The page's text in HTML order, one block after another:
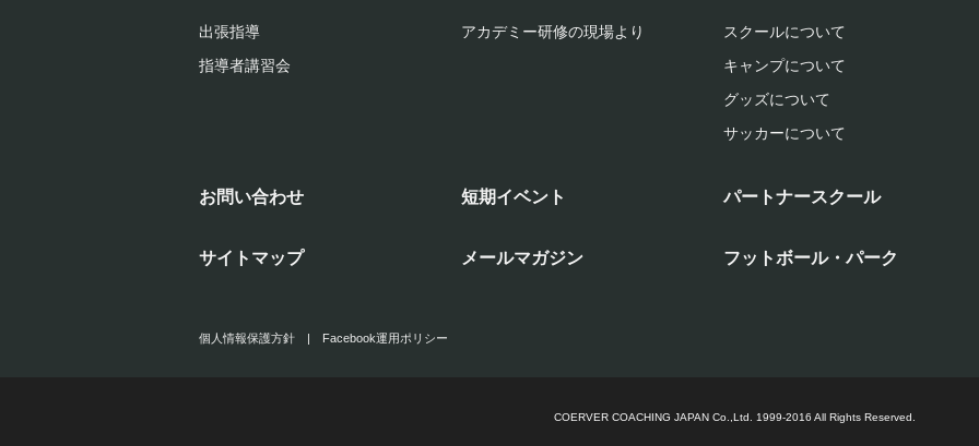
出張指導
指導者講習会
アカデミー研修の現場より
スクールについて
キャンプについて
グッズについて
サッカーについて
お問い合わせ 短期イベント パートナースクール
サイトマップ メールマガジン フットボール・パーク
個人情報保護方針 | Facebook運用ポリシー
COERVER COACHING JAPAN Co.,Ltd. 1999-2016 All Rights Reserved.